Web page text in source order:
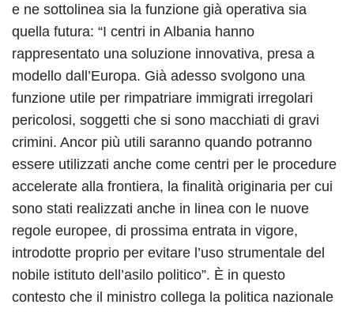
e ne sottolinea sia la funzione già operativa sia
quella futura: “I centri in Albania hanno
rappresentato una soluzione innovativa, presa a
modello dall’Europa. Già adesso svolgono una
funzione utile per rimpatriare immigrati irregolari
pericolosi, soggetti che si sono macchiati di gravi
crimini. Ancor più utili saranno quando potranno
essere utilizzati anche come centri per le procedure
accelerate alla frontiera, la finalità originaria per cui
sono stati realizzati anche in linea con le nuove
regole europee, di prossima entrata in vigore,
introdotte proprio per evitare l’uso strumentale del
nobile istituto dell’asilo politico”. È in questo
contesto che il ministro collega la politica nazionale